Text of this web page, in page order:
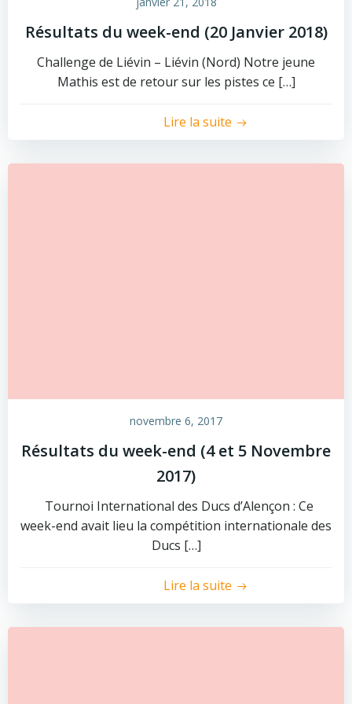
Résultats du week-end (20 Janvier 2018)
Challenge de Liévin – Liévin (Nord) Notre jeune
Mathis est de retour sur les pistes ce […]
Lire la suite
novembre 6, 2017
Résultats du week-end (4 et 5 Novembre
2017)
Tournoi International des Ducs d’Alençon : Ce
week-end avait lieu la compétition internationale des
Ducs […]
Lire la suite